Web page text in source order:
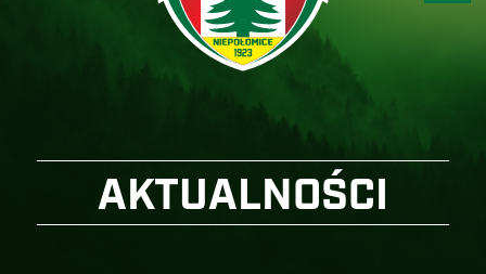
AKTUALNOŚCI